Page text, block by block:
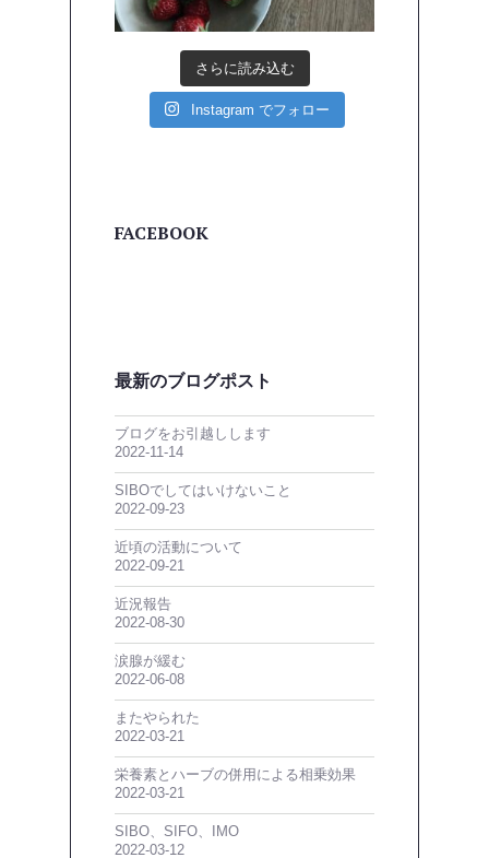
さらに読み込む
Instagram でフォロー
FACEBOOK
最新のブログポスト
ブログをお引越しします
2022-11-14
SIBOでしてはいけないこと
2022-09-23
近頃の活動について
2022-09-21
近況報告
2022-08-30
涙腺が緩む
2022-06-08
またやられた
2022-03-21
栄養素とハーブの併用による相乗効果
2022-03-21
SIBO、SIFO、IMO
2022-03-12